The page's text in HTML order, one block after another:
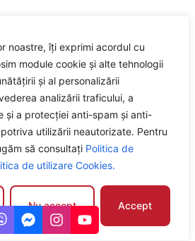
noastre, îți exprimi acordul cu
module cookie și alte tehnologii
și al personalizării
analizării traficului, a
și a protecției anti-spam și anti-
utilizării neautorizate. Pentru
să consultați Politica de
de utilizare Cookies.
Nu accept Accept